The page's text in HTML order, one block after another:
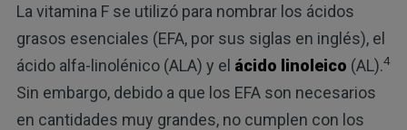
La vitamina F se utilizó para nombrar los ácidos
grasos esenciales (EFA, por sus siglas en inglés), el
ácido alfa-linolénico (ALA) y el ácido linoleico (AL).4
Sin embargo, debido a que los EFA son necesarios
en cantidades muy grandes, no cumplen con los